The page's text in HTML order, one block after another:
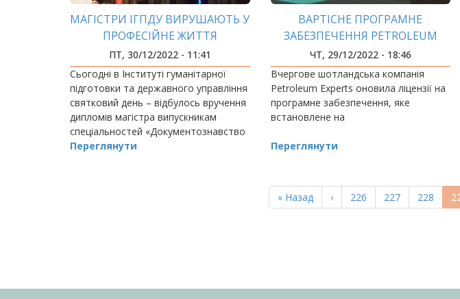
МАГІСТРИ ІГПДУ ВИРУШАЮТЬ У
ПРОФЕСІЙНЕ ЖИТТЯ
ПТ, 30/12/2022 - 11:41
Сьогодні в Інституті гуманітарної
підготовки та державного управління
святковий день – відбулось вручення
дипломів магістра випускникам
спеціальностей «Документознавство
та інформаційна діяльність»,
Переглянути
ВАРТІСНЕ ПРОГРАМНЕ
ЗАБЕЗПЕЧЕННЯ PETROLEUM
EXPERTS ПРАЦЮЄ НА ЯКІСНУ
ОСВІТУ В ІФНТУНГ
ЧТ, 29/12/2022 - 18:46
Вчергове шотландська компанія
Petroleum Experts оновила ліцензії на
програмне забезпечення, яке
встановлене на
Переглянути
Перша
сторінка
« Назад
Попередня
сторінка
‹ Page
226 Page
227 Page
228